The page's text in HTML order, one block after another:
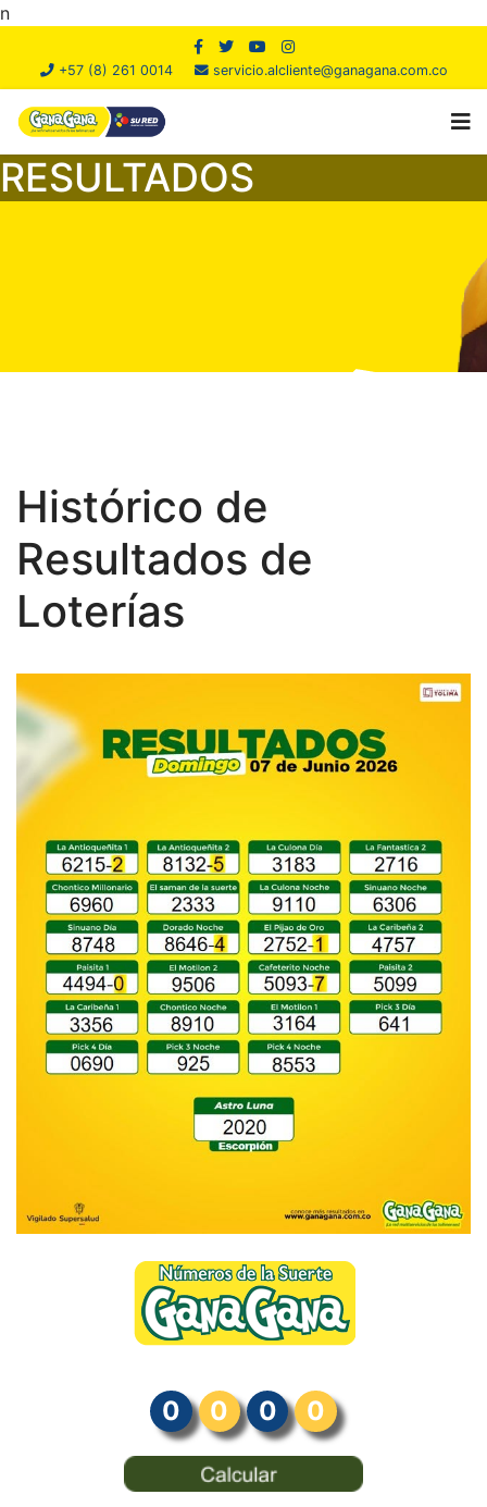
n
+57 (8) 261 0014 servicio.alcliente@ganagana.com.co
RESULTADOS
Histórico de
Resultados de
Loterías
0 0 0 0